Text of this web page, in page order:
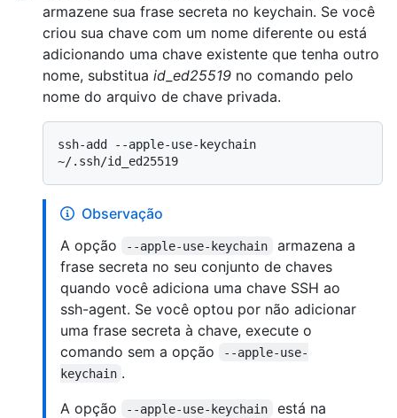
armazene sua frase secreta no keychain. Se você
criou sua chave com um nome diferente ou está
adicionando uma chave existente que tenha outro
nome, substitua id_ed25519 no comando pelo
nome do arquivo de chave privada.
ssh-add --apple-use-keychain
Observação
A opção
--apple-use-keychain
armazena a
frase secreta no seu conjunto de chaves
quando você adiciona uma chave SSH ao
ssh-agent. Se você optou por não adicionar
uma frase secreta à chave, execute o
comando sem a opção
--apple-use-
keychain .
A opção
--apple-use-keychain
está na